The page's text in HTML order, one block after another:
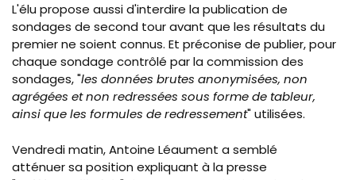
L'élu propose aussi d'interdire la publication de
sondages de second tour avant que les résultats du
premier ne soient connus. Et préconise de publier, pour
chaque sondage contrôlé par la commission des
sondages, "les données brutes anonymisées, non
agrégées et non redressées sous forme de tableur,
ainsi que les formules de redressement" utilisées.
Vendredi matin, Antoine Léaument a semblé
atténuer sa position expliquant à la presse